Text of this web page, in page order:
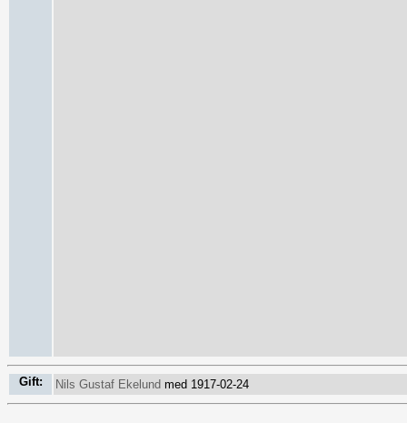
Gift: Nils Gustaf Ekelund med 1917-02-24